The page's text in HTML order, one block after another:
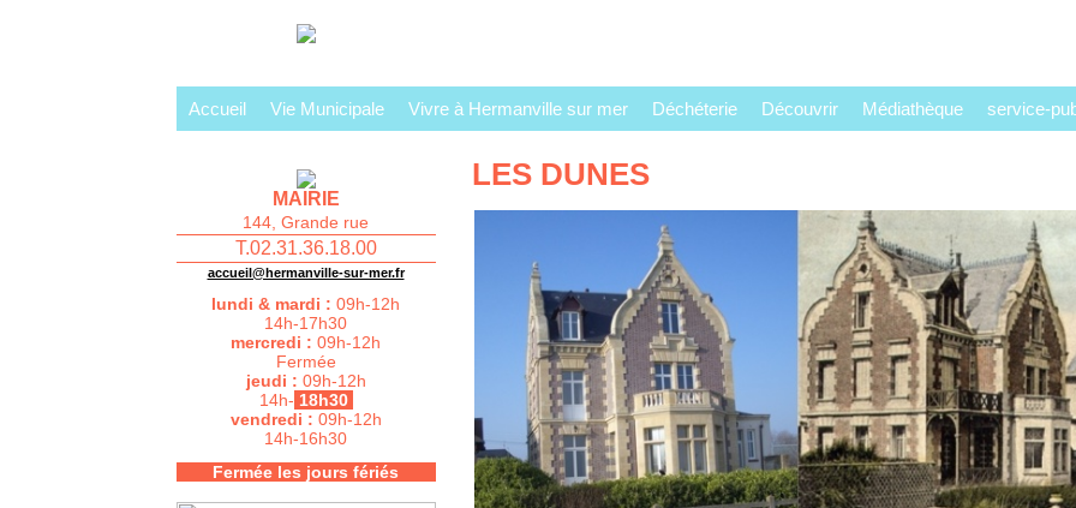
Accueil Vie Municipale Vivre à Hermanville sur mer Déchéterie Découvrir Médiathèque service-
MAIRIE
144, Grande rue
T.02.31.36.18.00
accueil@hermanville-sur-mer.fr
lundi & mardi : 09h-12h
14h-17h30
mercredi : 09h-12h
Fermée
jeudi : 09h-12h
14h- 18h30
vendredi : 09h-12h
14h-16h30
Fermée les jours fériés
LES DUNES